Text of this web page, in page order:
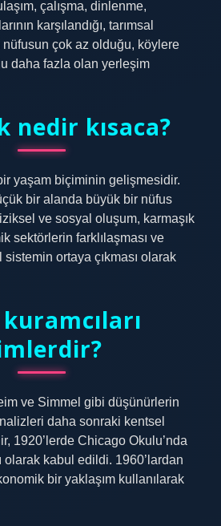
çalışma, dinlenme,
karşılandığı, tarımsal
çok az olduğu, köylere
daha fazla olan yerleşim
nedir kısaca?
yaşam biçiminin gelişmesidir.
bir alanda büyük bir nüfus
ve sosyal oluşum, karmaşık
sektörlerin farklılaşması ve
ortaya çıkması olarak
ve Simmel gibi düşünürlerin
daha sonraki kentsel
1920’lerde Chicago Okulu’nda
olarak kabul edildi. 1960’lardan
bir yaklaşım kullanılarak